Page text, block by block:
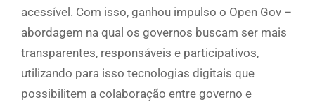
acessível. Com isso, ganhou impulso o Open Gov –
abordagem na qual os governos buscam ser mais
transparentes, responsáveis e participativos,
utilizando para isso tecnologias digitais que
possibilitem a colaboração entre governo e